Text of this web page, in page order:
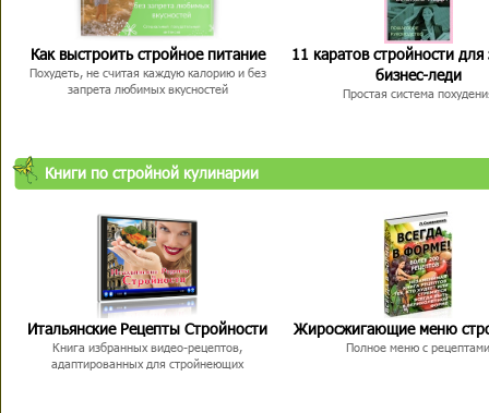
Как выстроить стройное питание
Похудеть, не считая каждую калорию и без
запрета любимых вкусностей
11 каратов стройности для
бизнес-леди
Простая система
Книги по стройной кулинарии
Итальянские Рецепты Стройности
Книга избранных видео-рецептов,
адаптированных для стройнеющих
Жиросжигающие меню
Полное меню с рецептами